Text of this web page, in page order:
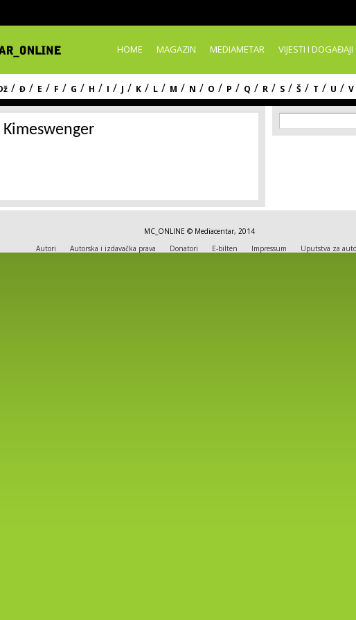
content
HOME MAGAZIN MEDIAMETAR VIJESTI I DOGAĐAJI
/ Đ / E / F / G / H / I / J / K / L / M / N / O / P / Q / R / S / Š / T / U / V
Kimeswenger Search
Search
MC_ONLINE © Mediacentar, 2014
Autori
Autorska i izdavačka prava Donatori E-bilten Impressum Uputstva za